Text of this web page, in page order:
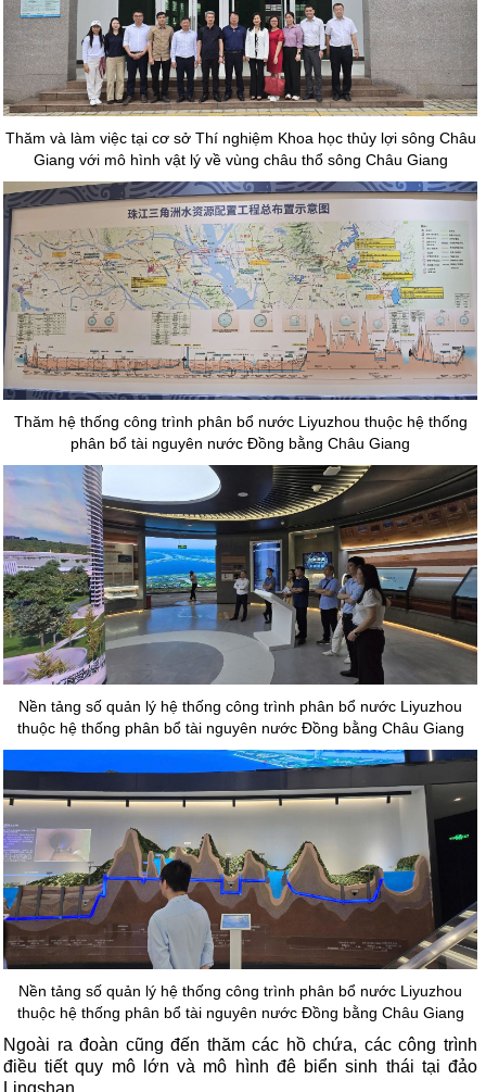
Thăm và làm việc tại cơ sở Thí nghiệm Khoa học thủy lợi sông Châu
Giang với mô hình vật lý về vùng châu thổ sông Châu Giang
Thăm hệ thống công trình phân bổ nước Liyuzhou thuộc hệ thống
phân bổ tài nguyên nước Đồng bằng Châu Giang
Nền tảng số quản lý hệ thống công trình phân bổ nước Liyuzhou
thuộc hệ thống phân bổ tài nguyên nước Đồng bằng Châu Giang
Nền tảng số quản lý hệ thống công trình phân bổ nước Liyuzhou
thuộc hệ thống phân bổ tài nguyên nước Đồng bằng Châu Giang
Ngoài ra đoàn cũng đến thăm các hồ chứa, các công trình
điều tiết quy mô lớn và mô hình đê biển sinh thái tại đảo
Lingshan